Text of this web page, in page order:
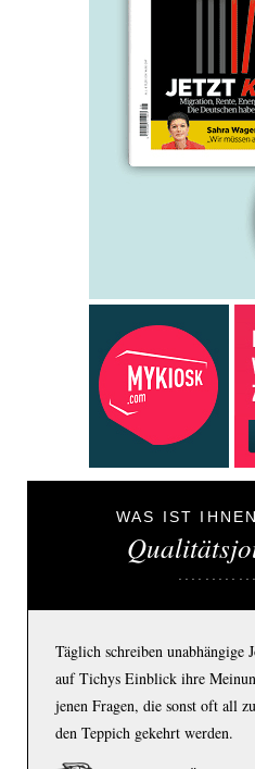
WAS IST IHNEN
Täglich schreiben unabhängige
auf Tichys Einblick ihre
jenen Fragen, die sonst oft all
den Teppich gekehrt werden.